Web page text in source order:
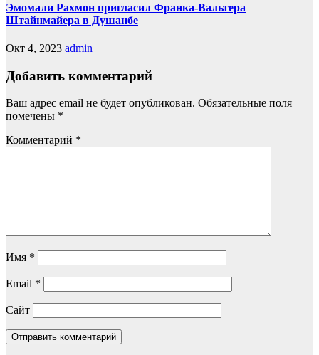
Эмомали Рахмон пригласил Франка-Вальтера
Штайнмайера в Душанбе
Окт 4, 2023 admin
Добавить комментарий
Ваш адрес email не будет опубликован. Обязательные поля
помечены *
Комментарий *
Имя *
Email *
Сайт